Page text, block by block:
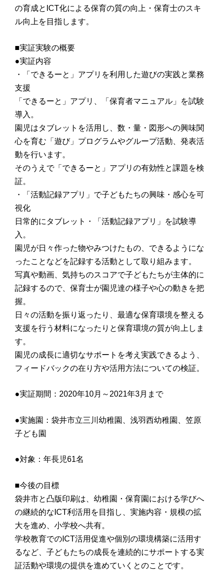
の育成とICT化による保育の質の向上・保育士のスキ
ル向上を目指します。
■実証実験の概要
●実証内容
・「できるーと」アプリを利用した遊びの実践と業務
支援
「できるーと」アプリ、「保育者マニュアル」を試験
導入。
園児はタブレットを活用し、数・量・図形への興味関
心を育む「遊び」プログラムやグループ活動、発表活
動を行います。
そのうえで「できるーと」アプリの有効性と課題を検
証。
・「活動記録アプリ」で子どもたちの興味・感心を可
視化
日常的にタブレット・「活動記録アプリ」を試験導
入。
園児が日々作った物やみつけたもの、できるようにな
ったことなどを記録する活動として取り組みます。
写真や動画、気持ちのスコアで子どもたちが主体的に
記録するので、保育士が園児達の様子や心の動きを把
握。
日々の活動を振り返ったり、最適な保育環境を整える
支援を行う材料になったりと保育環境の質が向上しま
す。
園児の成長に適切なサポートを考え実践できるよう、
フィードバックの在り方や活用方法についての検証。
●実証期間：2020年10月～2021年3月まで
●実施園：袋井市立三川幼稚園、浅羽西幼稚園、笠原
子ども園
●対象：年長児61名
■今後の目標
袋井市と凸版印刷は、幼稚園・保育園における学びへ
の継続的なICT利活用を目指し、実施内容・規模の拡
大を進め、小学校へ共有。
学校教育でのICT活用促進や個別の環境構築に活用す
るなど、子どもたちの成長を連続的にサポートする実
証活動や環境の提供を進めていくとのことです。